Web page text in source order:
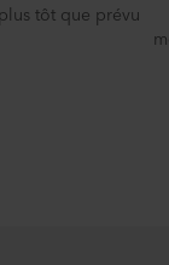
tôt que prévu